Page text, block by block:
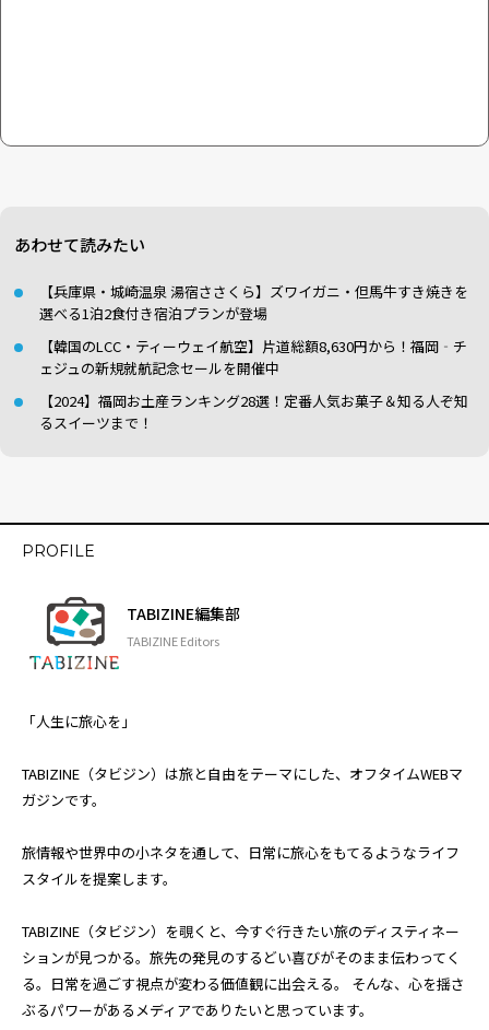
あわせて読みたい
【兵庫県・城崎温泉 湯宿ささくら】ズワイガニ・但馬牛すき焼きを
選べる1泊2食付き宿泊プランが登場
【韓国のLCC・ティーウェイ航空】片道総額8,630円から！福岡‐チ
ェジュの新規就航記念セールを開催中
【2024】福岡お土産ランキング28選！定番人気お菓子＆知る人ぞ知
るスイーツまで！
PROFILE
TABIZINE編集部
TABIZINE Editors
「人生に旅心を」
TABIZINE（タビジン）は旅と自由をテーマにした、オフタイムWEBマ
ガジンです。
旅情報や世界中の小ネタを通して、日常に旅心をもてるようなライフ
スタイルを提案します。
TABIZINE（タビジン）を覗くと、今すぐ行きたい旅のディスティネー
ションが見つかる。旅先の発見のするどい喜びがそのまま伝わってく
る。日常を過ごす視点が変わる価値観に出会える。 そんな、心を揺さ
ぶるパワーがあるメディアでありたいと思っています。